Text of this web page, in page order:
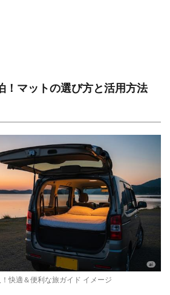
！マットの選び方と活用方法
快適＆便利な旅ガイド イメージ